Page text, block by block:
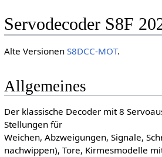
Servodecoder S8F
Alte Versionen S8DCC-MOT.
Allgemeines
Der klassische Decoder mit 8
Stellungen für
Weichen, Abzweigungen, Signale,
nachwippen), Tore, Kirmesmodelle